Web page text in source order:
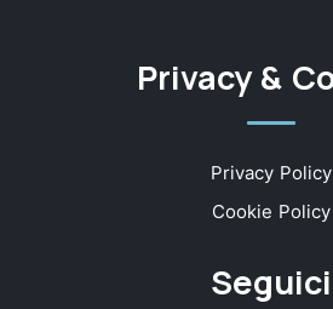
Privacy &
Privacy Policy
Cookie Policy
Seguici